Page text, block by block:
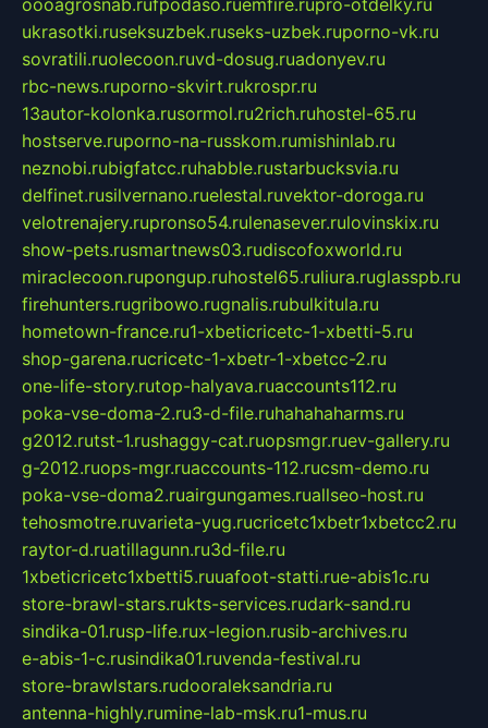
oooagrosnab.rufpodaso.ruemfire.rupro-otdelky.ru
ukrasotki.ruseksuzbek.ruseks-uzbek.ruporno-vk.ru
sovratili.ruolecoon.ruvd-dosug.ruadonyev.ru
rbc-news.ruporno-skvirt.rukrospr.ru
13autor-kolonka.rusormol.ru2rich.ruhostel-65.ru
hostserve.ruporno-na-russkom.rumishinlab.ru
neznobi.rubigfatcc.ruhabble.rustarbucksvia.ru
delfinet.rusilvernano.ruelestal.ruvektor-doroga.ru
velotrenajery.rupronso54.rulenasever.rulovinskix.ru
show-pets.rusmartnews03.rudiscofoxworld.ru
miraclecoon.rupongup.ruhostel65.ruliura.ruglasspb.ru
firehunters.rugribowo.rugnalis.rubulkitula.ru
hometown-france.ru1-xbeticricetc-1-xbetti-5.ru
shop-garena.rucricetc-1-xbetr-1-xbetcc-2.ru
one-life-story.rutop-halyava.ruaccounts112.ru
poka-vse-doma-2.ru3-d-file.ruhahahaharms.ru
g2012.rutst-1.rushaggy-cat.ruopsmgr.ruev-gallery.ru
g-2012.ruops-mgr.ruaccounts-112.rucsm-demo.ru
poka-vse-doma2.ruairgungames.ruallseo-host.ru
tehosmotre.ruvarieta-yug.rucricetc1xbetr1xbetcc2.ru
raytor-d.ruatillagunn.ru3d-file.ru
1xbeticricetc1xbetti5.ruuafoot-statti.rue-abis1c.ru
store-brawl-stars.rukts-services.rudark-sand.ru
sindika-01.rusp-life.rux-legion.rusib-archives.ru
e-abis-1-c.rusindika01.ruvenda-festival.ru
store-brawlstars.rudooraleksandria.ru
antenna-highly.rumine-lab-msk.ru1-mus.ru